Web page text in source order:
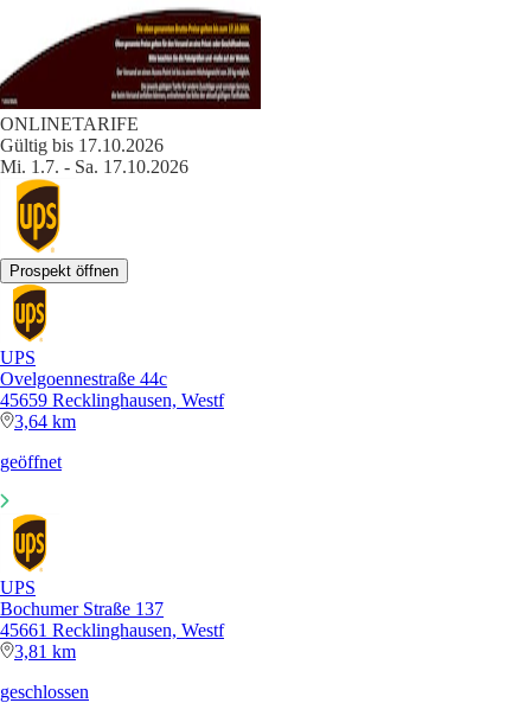
ONLINETARIFE
Gültig bis 17.10.2026
Mi. 1.7. - Sa. 17.10.2026
Prospekt öffnen
UPS
Ovelgoennestraße 44c
45659 Recklinghausen, Westf
3,64 km
geöffnet
UPS
Bochumer Straße 137
45661 Recklinghausen, Westf
3,81 km
geschlossen